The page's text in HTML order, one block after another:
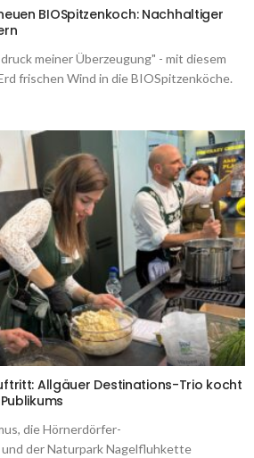
BIOSpitzenkoch: Nachhaltiger
meiner Überzeugung" - mit diesem
frischen Wind in die BIOSpitzenköche.
Allgäuer Destinations-Trio kocht
die Hörnerdörfer-
der Naturpark Nagelfluhkette